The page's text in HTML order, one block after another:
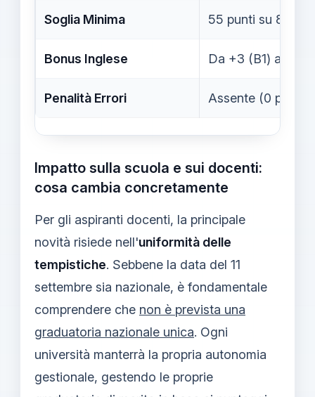
Soglia Minima 55 punti su 80
Bonus Inglese Da +3 (B1) a +10
Penalità Errori Assente (0 punti
Impatto sulla scuola e sui docenti:
cosa cambia concretamente
Per gli aspiranti docenti, la principale
novità risiede nell'uniformità delle
tempistiche. Sebbene la data del 11
settembre sia nazionale, è fondamentale
comprendere che non è prevista una
graduatoria nazionale unica. Ogni
università manterrà la propria autonomia
gestionale, gestendo le proprie